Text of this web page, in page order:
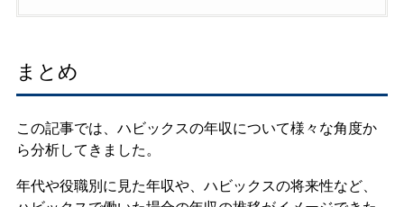
まとめ
この記事では、ハビックスの年収について様々な角度か
ら分析してきました。
年代や役職別に見た年収や、ハビックスの将来性など、